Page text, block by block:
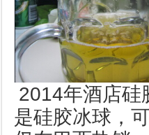
2014年酒店硅
是硅胶冰球，